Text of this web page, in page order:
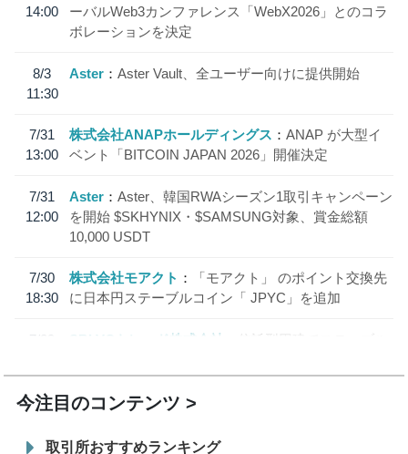
14:00
ーバルWeb3カンファレンス「WebX2026」とのコラ
ボレーションを決定
8/3
11:30
Aster Aster Vault、全ユーザー向けに提供開始
7/31
13:00
株式会社ANAPホールディングス
ANAP が大型イ
ベント「BITCOIN JAPAN 2026」開催決定
7/31
12:00
Aster
Aster、韓国RWAシーズン1取引キャンペーン
を開始 $SKHYNIX・$SAMSUNG対象、賞金総額
10,000 USDT
7/30
18:30
株式会社モアクト
「モアクト」 のポイント交換先
に日本円ステーブルコイン「 JPYC」を追加
7/29
SBI VCトレード株式会社
信託型円建てステーブル
今注目のコンテンツ
取引所おすすめランキング